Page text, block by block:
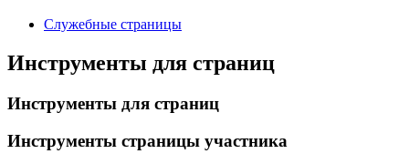
Служебные страницы
Инструменты для страниц
Инструменты для страниц
Инструменты страницы участника